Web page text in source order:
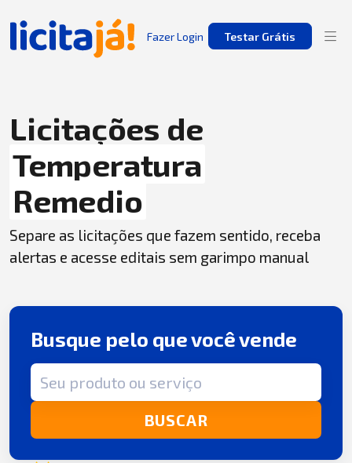
Fazer Login Testar Grátis
Licitações de
Temperatura
Remedio
Separe as licitações que fazem sentido, receba
alertas e acesse editais sem garimpo manual
Busque pelo que você vende
Termo de busca
BUSCAR